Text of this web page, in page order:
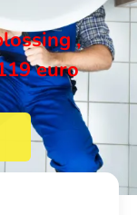
,
euro